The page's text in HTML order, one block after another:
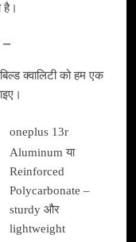
है।
क्वालिटी को हम एक
oneplus 13r
Aluminum या
Reinforced
Polycarbonate –
sturdy और
lightweight